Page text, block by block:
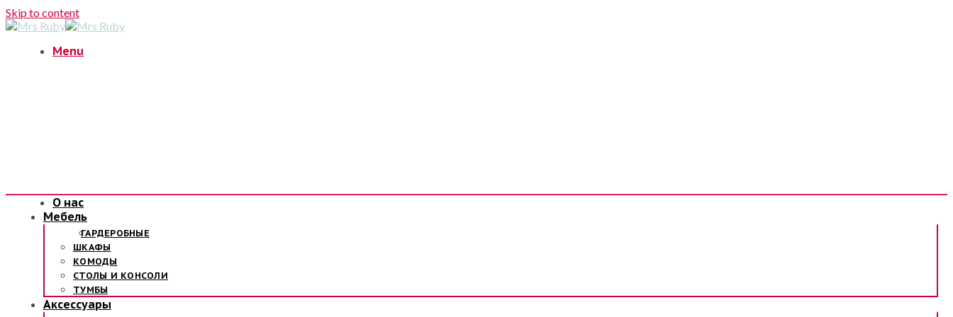
Skip to content
Menu
О нас
Мебель
ГАРДЕРОБНЫЕ
ШКАФЫ
КОМОДЫ
СТОЛЫ И КОНСОЛИ
ТУМБЫ
Аксессуары